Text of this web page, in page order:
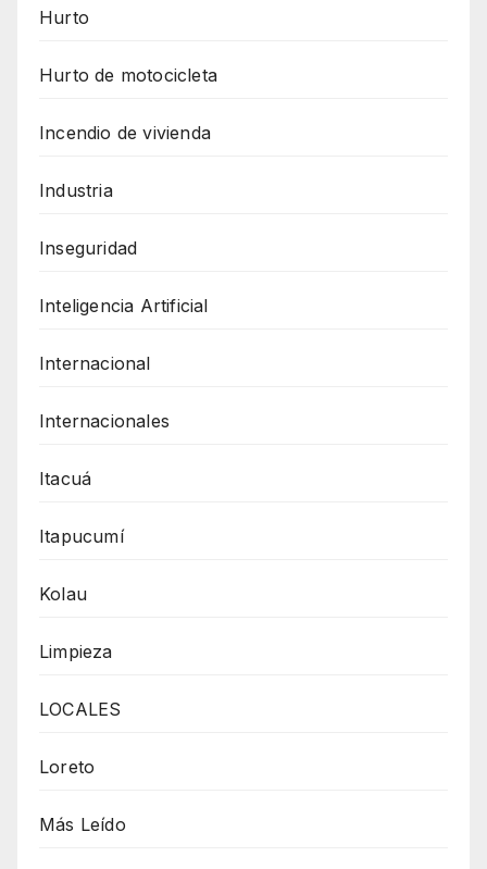
Hurto
Hurto de motocicleta
Incendio de vivienda
Industria
Inseguridad
Inteligencia Artificial
Internacional
Internacionales
Itacuá
Itapucumí
Kolau
Limpieza
LOCALES
Loreto
Más Leído